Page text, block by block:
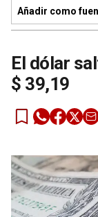
Añadir como
El dólar
$ 39,19